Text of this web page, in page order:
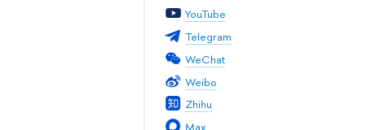
YouTube
Telegram
WeChat
Weibo
Zhihu
Max